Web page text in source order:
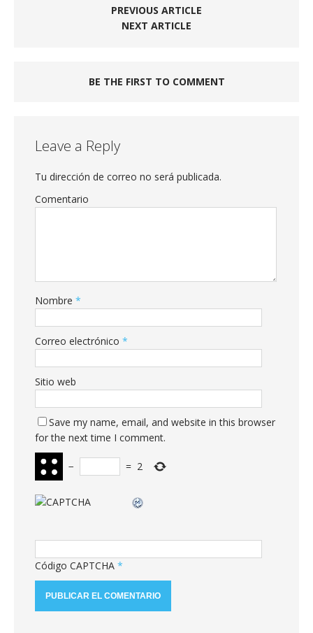
PREVIOUS ARTICLE
NEXT ARTICLE
BE THE FIRST TO COMMENT
Leave a Reply
Tu dirección de correo no será publicada.
Comentario
Nombre *
Correo electrónico *
Sitio web
Save my name, email, and website in this browser
for the next time I comment.
− = 2
Código CAPTCHA *